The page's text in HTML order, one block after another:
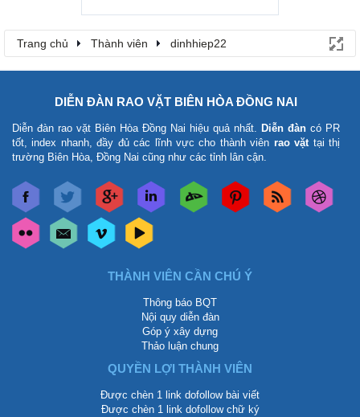
Trang chủ Thành viên dinhhiep22
DIỄN ĐÀN RAO VẶT BIÊN HÒA ĐỒNG NAI
Diễn đàn rao vặt Biên Hòa Đồng Nai hiệu quả nhất. Diễn đàn có PR
tốt, index nhanh, đầy đủ các lĩnh vực cho thành viên rao vặttại thị
trường Biên Hòa, Đồng Nai cũng như các tỉnh lân cận.
THÀNH VIÊN CẦN CHÚ Ý
Thông báo BQT
Nội quy diễn đàn
Góp ý xây dựng
Thảo luận chung
QUYỀN LỢI THÀNH VIÊN
Được chèn 1 link dofollow bài viết
Được chèn 1 link dofollow chữ ký